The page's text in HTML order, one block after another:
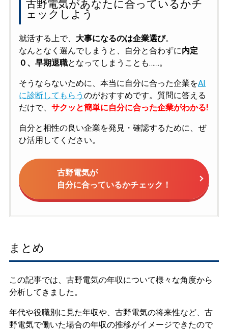
古野電気があなたに合っているかチ
ェックしよう
就活する上で、 大事になるのは企業選び。
なんとなく選んでしまうと、自分と合わずに内定
０、早期退職となってしまうことも……。
そうならないために、本当に自分に合った企業をAI
に診断してもらう のがおすすめです。質問に答える
だけで、 サクッと簡単に自分に合った企業がわかる!
自分と相性の良い企業を発見・確認するために、ぜ
ひ活用してください。
古野電気が
自分に合っているかチェック！
まとめ
この記事では、古野電気の年収について様々な角度から
分析してきました。
年代や役職別に見た年収や、古野電気の将来性など、古
野電気で働いた場合の年収の推移がイメージできたので